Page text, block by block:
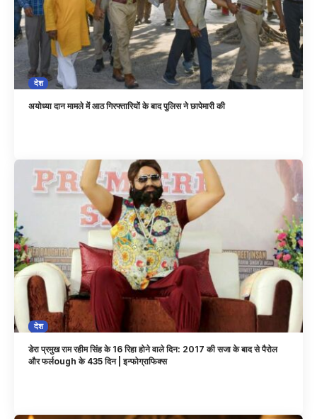
देश
अयोध्या दान मामले में आठ गिरफ्तारियों के बाद पुलिस ने छापेमारी की
देश
डेरा प्रमुख राम रहीम सिंह के 16 रिहा होने वाले दिन: 2017 की सजा के बाद से पैरोल
और फर्लough के 435 दिन | इन्फोग्राफिक्स